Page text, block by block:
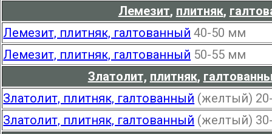
Лемезит, плитняк,
Лемезит, плитняк, галтованный 40-50 мм
Лемезит, плитняк, галтованный 50-55 мм
Златолит, плитняк,
Златолит, плитняк, галтованный (желтый)
Златолит, плитняк, галтованный (желтый)